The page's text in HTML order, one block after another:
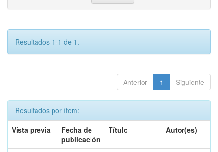
Resultados 1-1 de 1.
Anterior 1 Siguiente
Resultados por ítem:
Vista previa
Fecha de
publicación
Título Autor(es)